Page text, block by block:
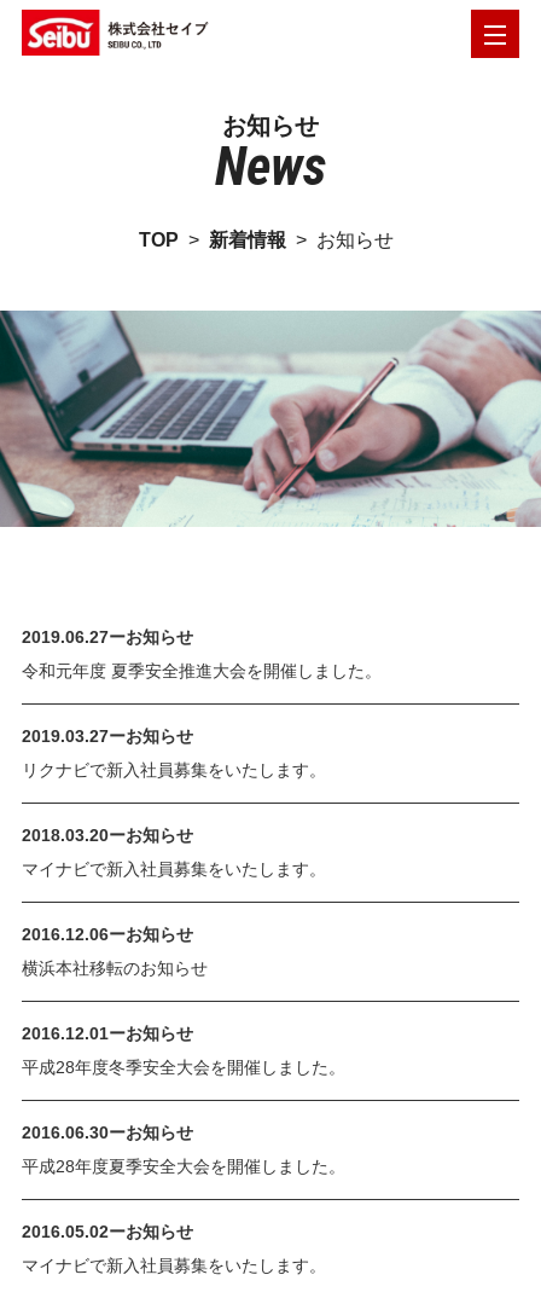
お知らせ
News
TOP > 新着情報 > お知らせ
2019.06.27ーお知らせ
令和元年度 夏季安全推進大会を開催しました。
2019.03.27ーお知らせ
リクナビで新入社員募集をいたします。
2018.03.20ーお知らせ
マイナビで新入社員募集をいたします。
2016.12.06ーお知らせ
横浜本社移転のお知らせ
2016.12.01ーお知らせ
平成28年度冬季安全大会を開催しました。
2016.06.30ーお知らせ
平成28年度夏季安全大会を開催しました。
2016.05.02ーお知らせ
マイナビで新入社員募集をいたします。